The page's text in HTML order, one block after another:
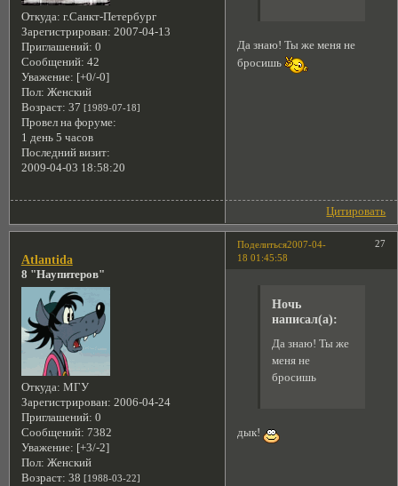
Откуда: г.Санкт-Петербург
Зарегистрирован: 2007-04-13
Приглашений: 0
Сообщений: 42
Уважение: [+0/-0]
Пол: Женский
Возраст: 37 [1989-07-18]
Провел на форуме:
1 день 5 часов
Последний визит:
2009-04-03 18:58:20
Да знаю! Ты же меня не
бросишь
Цитировать
Поделиться 27
2007-04-
18 01:45:58
Atlantida
8 "Наупитеров"
Откуда: МГУ
Зарегистрирован: 2006-04-24
Приглашений: 0
Сообщений: 7382
Уважение: [+3/-2]
Пол: Женский
Возраст: 38 [1988-03-22]
Ночь
написал(а):
Да знаю! Ты же
меня не
бросишь
дык!